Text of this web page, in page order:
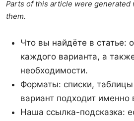
Parts of this article were generated
them.
Что вы найдёте в статье:
каждого варианта, а
необходимости.
Форматы: списки, таблицы
вариант подходит именно
Наша ссылка-подсказка: